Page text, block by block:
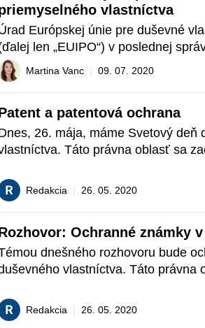
pojem Covid. Tento
zdvojnásobil.
vlastníctva
Európskej únie pre duševné
len „EUIPO“) v poslednej
vlády členských krajín sú spolu
pripravované o niekoľko miliárd eur z
kozmetiky a hygienických
Straty na Slovensku dosahujú výšku
eur.
Martina Vanc 09. 07. 2020
a patentová ochrana
26. mája, máme Svetový deň
Táto právna oblasť sa
osoby svojou tvorivou
Okrem práv duševného
ktoré patrí autorské právo,
tejto oblasti aj práva priemyselného
sa s nami pod právno -
jeden zo známych inštitútov –
Redakcia 26. 05. 2020
Ochranné známky
dnešného rozhovoru bude
vlastníctva. Táto právna
ktoré vytvorili osoby svojou
činnosťou. Okrem práv
Redakcia 26. 05. 2020